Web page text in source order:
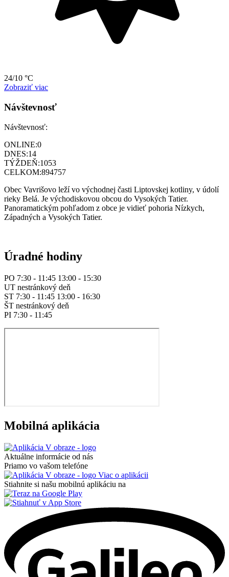
24/10 °C
Zobraziť viac
Návštevnosť
Návštevnosť:
ONLINE:0
DNES:14
TÝŽDEŇ:1053
CELKOM:894757
Obec Vavrišovo leží vo východnej časti Liptovskej kotliny, v údolí
rieky Belá. Je východiskovou obcou do Vysokých Tatier.
Panoramatickým pohľadom z obce je vidieť pohoria Nízkych,
Západných a Vysokých Tatier.
Úradné hodiny
PO 7:30 - 11:45 13:00 - 15:30
UT nestránkový deň
ST 7:30 - 11:45 13:00 - 16:30
ŠT nestránkový deň
PI 7:30 - 11:45
Mobilná aplikácia
Aktuálne informácie od nás
Priamo vo vašom telefóne
Viac o aplikácii
Stiahnite si našu mobilnú aplikáciu na